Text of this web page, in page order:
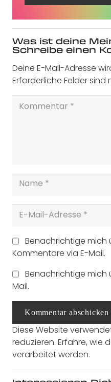
Was ist deine
Schreibe einen
Deine E-Mail-Adresse
Erforderliche Felder sind
Benachrichtige
Kommentare via E-Mail.
Benachrichtige mich
Mail.
Kommentar abschicken
Diese Website
reduzieren. Erfahre, wie
verarbeitet werden.